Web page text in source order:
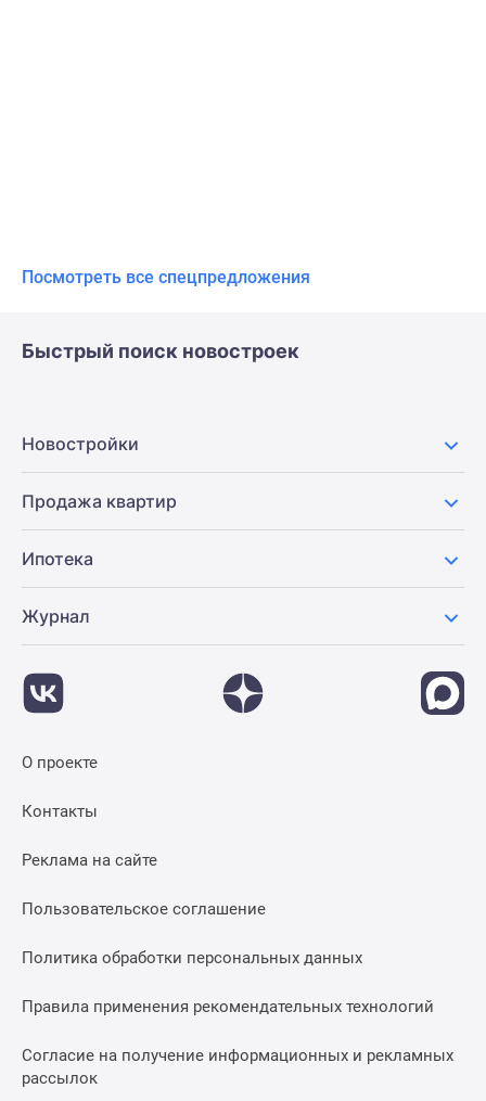
Посмотреть все спецпредложения
Быстрый поиск новостроек
Новостройки
Продажа квартир
Ипотека
Журнал
О проекте
Контакты
Реклама на сайте
Пользовательское соглашение
Политика обработки персональных данных
Правила применения рекомендательных технологий
Согласие на получение информационных и рекламных
рассылок